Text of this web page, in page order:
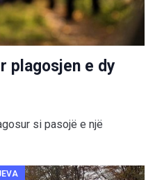
plagosjen e dy
si pasojë e një